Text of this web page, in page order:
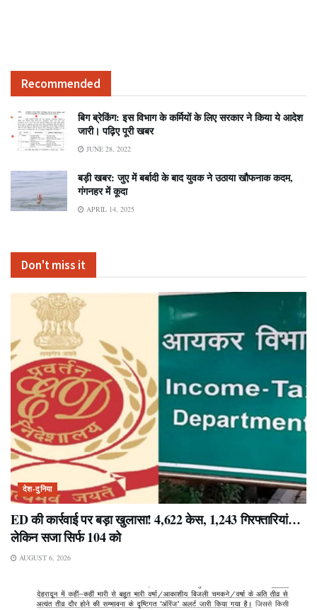
Recommended
बिग ब्रेकिंग: इस विभाग के कर्मियों के लिए सरकार ने किया ये आदेश
जारी। पढ़िए पूरी खबर
JUNE 28, 2022
बड़ी खबर: जुए में बर्बादी के बाद युवक ने उठाया खौफनाक कदम,
गंगनहर में कूदा
APRIL 14, 2025
Don't miss it
देश-दुनिया
ED की कार्रवाई पर बड़ा खुलासा! 4,622 केस, 1,243 गिरफ्तारियां…
लेकिन सजा सिर्फ 104 को
AUGUST 6, 2026